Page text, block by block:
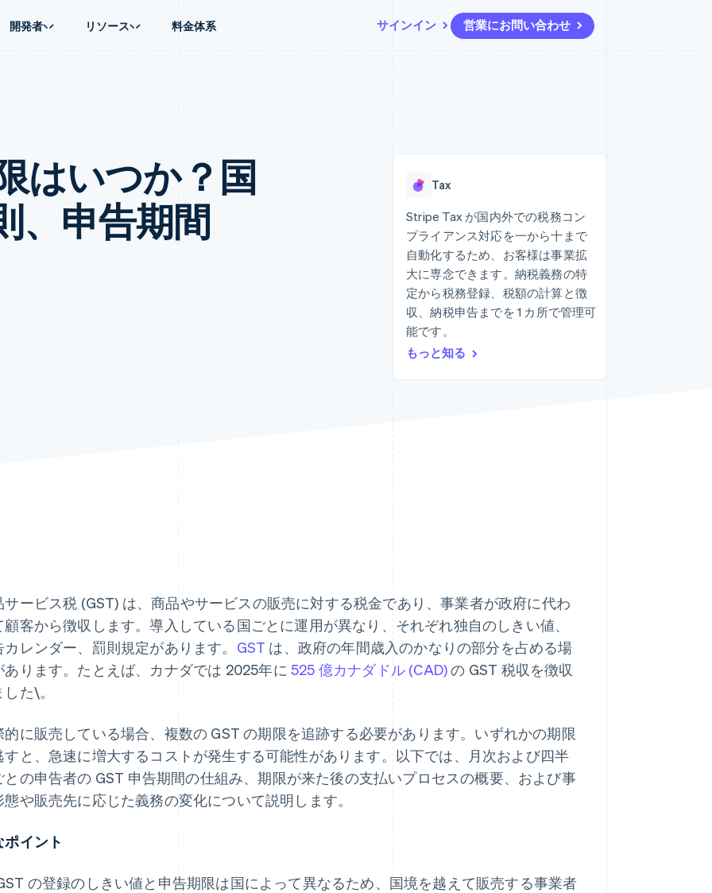
開発者 リソース 料金体系 サインイン 営業にお問い合わせ
管理
プラットフォーム決済の構築
Radar
スタートアップの企業設立
Climate
カーボンリムーバル
Identity
オンライン本人確認
関連
ビジネス
済
プレイス
ォーム
ホスピタリティ、旅行、レジャー
保険
メディアおよびエンターテインメント
非営利団体
パブリックセクター
サブスクリプションを管理
従量課金請求を提供
ステーブルコイン担保型のカードを発行
エージェントによるサービスのプロビジョニングと管理
API ステータス
ニュースルーム
Stripe Press
はいつか？国
、申告期間
Tax
Stripe Tax が国内外での税務コン
プライアンス対応を一から十まで
自動化するため、お客様は事業拡
大に専念できます。納税義務の特
定から税務登録、税額の計算と徴
収、納税申告までを 1 カ所で管理可
能です。
もっと知る
サービス税 (GST) は、商品やサービスの販売に対する税金であり、事業者が政府に代わ
顧客から徴収します。導入している国ごとに運用が異なり、それぞれ独自のしきい値、
カレンダー、罰則規定があります。 GST は、政府の年間歳入のかなりの部分を占める場
あります。たとえば、カナダでは 2025年に525 億カナダドル (CAD)の GST 税収を徴収
た\。
的に販売している場合、複数の GST の期限を追跡する必要があります。いずれかの期限
すと、急速に増大するコストが発生する可能性があります。以下では、月次および四半
との申告者の GST 申告期間の仕組み、期限が来た後の支払いプロセスの概要、および事
態や販売先に応じた義務の変化について説明します。
ポイント
の登録のしきい値と申告期限は国によって異なるため、国境を越えて販売する事業者